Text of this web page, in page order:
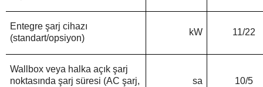
Entegre şarj cihazı
(standart/opsiyon)
kW 11/22
Wallbox veya halka açık şarj
noktasında şarj süresi (AC şarj,
sa 10/5